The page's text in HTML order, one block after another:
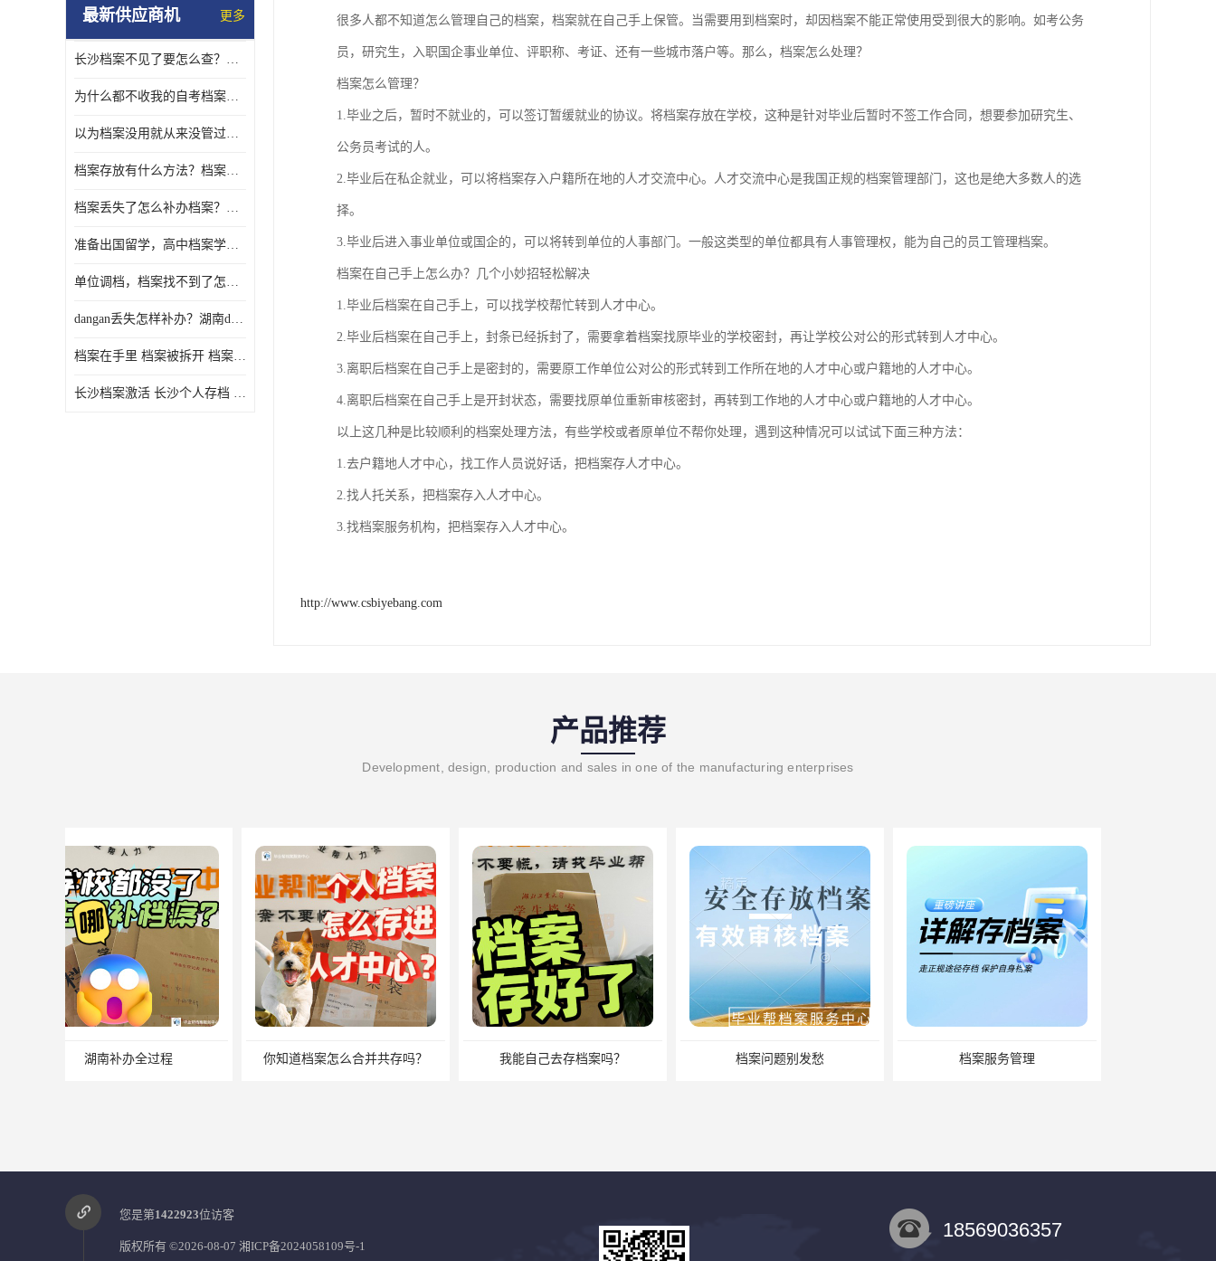
最新供应商机 更多
长沙档案不见了要怎么查？档案查询 档案补办
为什么都不收我的自考档案？自考档案怎么存档？
以为档案没用就从来没管过，现在要用档案该怎么办？
档案存放有什么方法？档案在手里为什么不能用
档案丢失了怎么补办档案？湖南档案补办 档案补办方法
准备出国留学，高中档案学校发给我了怎么办？
单位调档，档案找不到了怎么办？
dangan丢失怎样补办？湖南dangan丢失补办流程介绍！
档案在手里 档案被拆开 档案补办 档案问题一站式服务
长沙档案激活 长沙个人存档 长沙档案存档
很多人都不知道怎么管理自己的档案，档案就在自己手上保管。当需要用到档案时，却因档案不能正常使用受到很大的影响。如考公务
员，研究生，入职国企事业单位、评职称、考证、还有一些城市落户等。那么，档案怎么处理？
档案怎么管理？
1.毕业之后，暂时不就业的，可以签订暂缓就业的协议。将档案存放在学校，这种是针对毕业后暂时不签工作合同，想要参加研究生、
公务员考试的人。
2.毕业后在私企就业，可以将档案存入户籍所在地的人才交流中心。人才交流中心是我国正规的档案管理部门，这也是绝大多数人的选
择。
3.毕业后进入事业单位或国企的，可以将转到单位的人事部门。一般这类型的单位都具有人事管理权，能为自己的员工管理档案。
档案在自己手上怎么办？几个小妙招轻松解决
1.毕业后档案在自己手上，可以找学校帮忙转到人才中心。
2.毕业后档案在自己手上，封条已经拆封了，需要拿着档案找原毕业的学校密封，再让学校公对公的形式转到人才中心。
3.离职后档案在自己手上是密封的，需要原工作单位公对公的形式转到工作所在地的人才中心或户籍地的人才中心。
4.离职后档案在自己手上是开封状态，需要找原单位重新审核密封，再转到工作地的人才中心或户籍地的人才中心。
以上这几种是比较顺利的档案处理方法，有些学校或者原单位不帮你处理，遇到这种情况可以试试下面三种方法：
1.去户籍地人才中心，找工作人员说好话，把档案存人才中心。
2.找人托关系，把档案存入人才中心。
3.找档案服务机构，把档案存入人才中心。
http://www.csbiyebang.com
产品推荐
Development, design, production and sales in one of the manufacturing enterprises
你知道档案怎么合并共存吗？ 我能自己去存档案吗？ 档案问题别发愁 档案服务管理 缺失怎么办？补办流程来了
您是第1422923位访客
版权所有 ©2026-08-07 湘ICP备2024058109号-1
18569036357